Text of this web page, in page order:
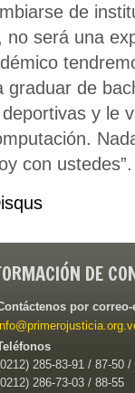
de
será una
graduar de
y le
con ustedes”.
DE
por
285-83-91 / 87-50 /
286-73-03 / 88-55